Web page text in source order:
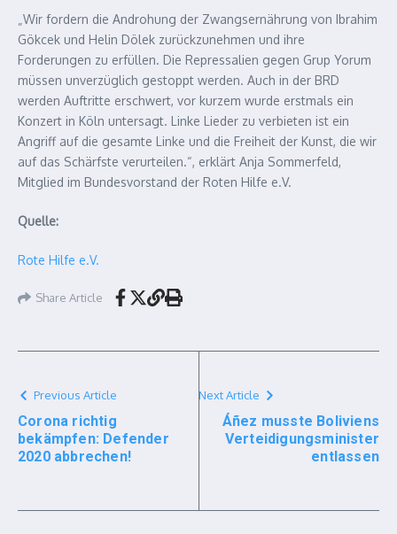
„Wir fordern die Androhung der Zwangsernährung von Ibrahim
Gökcek und Helin Dölek zurückzunehmen und ihre
Forderungen zu erfüllen. Die Repressalien gegen Grup Yorum
müssen unverzüglich gestoppt werden. Auch in der BRD
werden Auftritte erschwert, vor kurzem wurde erstmals ein
Konzert in Köln untersagt. Linke Lieder zu verbieten ist ein
Angriff auf die gesamte Linke und die Freiheit der Kunst, die wir
auf das Schärfste verurteilen.“, erklärt Anja Sommerfeld,
Mitglied im Bundesvorstand der Roten Hilfe e.V.
Quelle:
Rote Hilfe e.V.
Share Article
Previous Article
Corona richtig
bekämpfen: Defender
2020 abbrechen!
Next Article
Áñez musste Boliviens
Verteidigungsminister
entlassen